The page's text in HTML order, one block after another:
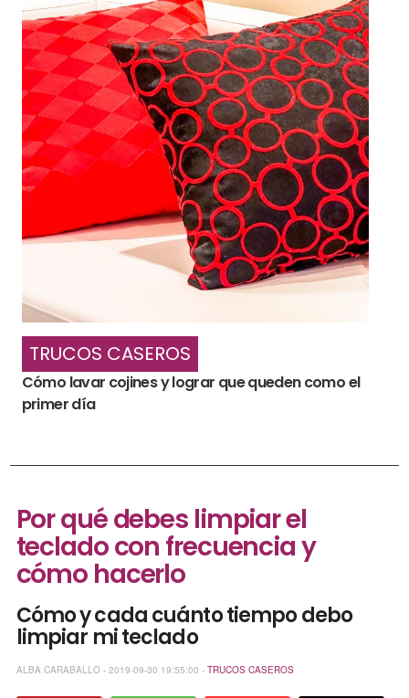
TRUCOS CASEROS
Cómo lavar cojines y lograr que queden como el
primer día
Por qué debes limpiar el
teclado con frecuencia y
cómo hacerlo
Cómo y cada cuánto tiempo debo
limpiar mi teclado
ALBA CARABALLO - 2019-09-30 19:55:00 - TRUCOS CASEROS